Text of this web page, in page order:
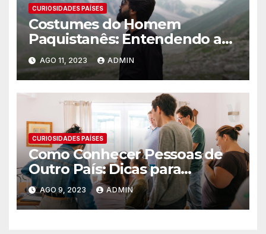
CURIOSIDADES PAÍSES
Costumes do Homem
Paquistanês: Entendendo a
cultura Paquistenesa
AGO 11, 2023 ADMIN
CURIOSIDADES PAÍSES
Como Conhecer Pessoas de
Outro País: Dicas para
Expandir seu Círculo Social
Internacional
AGO 9, 2023 ADMIN